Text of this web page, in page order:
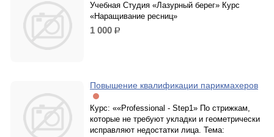
Учебная Студия «Лазурный берег» Курс
«Наращивание ресниц»
1 000 р.
Повышение квалификации парикмахеров
Курс: ««Professional - Step1» По стрижкам,
которые не требуют укладки и геометрически
исправляют недостатки лица. Тема: